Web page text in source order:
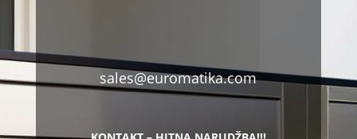
sales@euromatika.com